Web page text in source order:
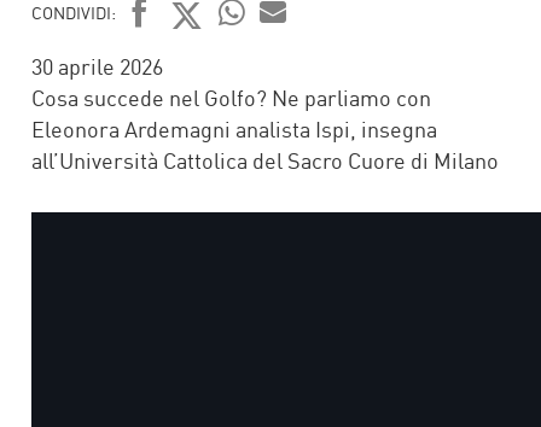
CONDIVIDI:
FACEBOOK
TWITTER
30 aprile 2026
Cosa succede nel Golfo? Ne parliamo con
Eleonora Ardemagni analista Ispi, insegna
all’Università Cattolica del Sacro Cuore di Milano